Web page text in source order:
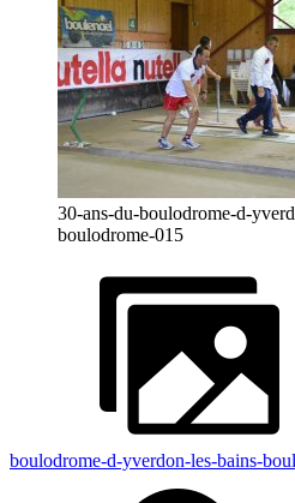
30-ans-du-boulodrome-d-
boulodrome-015
boulodrome-d-yverdon-les-bains-